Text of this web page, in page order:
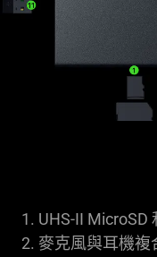
not
additional
1. UHS-II MicroSD
2. 麥克風與耳機